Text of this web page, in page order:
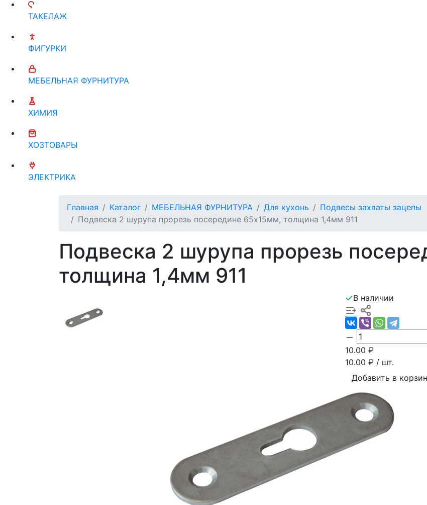
ТАКЕЛАЖ
ФИГУРКИ
МЕБЕЛЬНАЯ ФУРНИТУРА
ХИМИЯ
ХОЗТОВАРЫ
ЭЛЕКТРИКА
Главная Каталог МЕБЕЛЬНАЯ ФУРНИТУРА Для кухонь
Подвесы захваты зацепы
Подвеска 2 шурупа прорезь посередине 65х15мм, толщина 1,4мм 911
Подвеска 2 шурупа прорезь
толщина 1,4мм 911
В наличии
10.00 ₽
10.00 ₽ / шт.
Добавить в